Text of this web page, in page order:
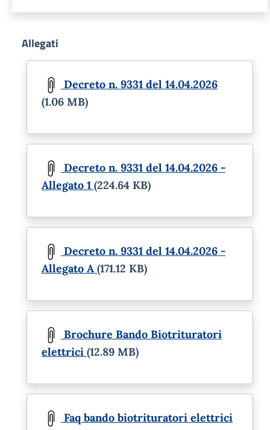
Allegati
Decreto n. 9331 del 14.04.2026
(1.06 MB)
Decreto n. 9331 del 14.04.2026 -
Allegato 1 (224.64 KB)
Decreto n. 9331 del 14.04.2026 -
Allegato A (171.12 KB)
Brochure Bando Biotrituratori
elettrici (12.89 MB)
Faq bando biotrituratori elettrici